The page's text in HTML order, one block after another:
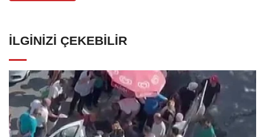
İLGINIZI ÇEKEBILIR